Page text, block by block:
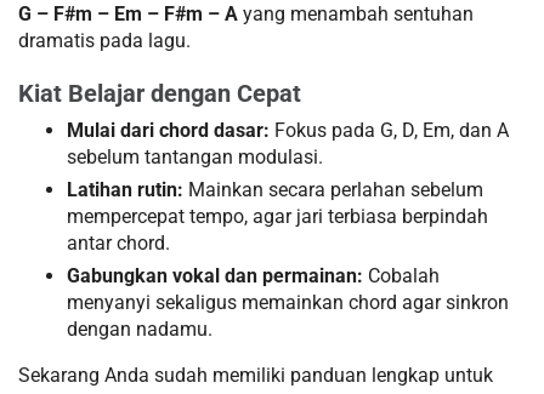
G – F#m – Em – F#m – A yang menambah sentuhan
dramatis pada lagu.
Kiat Belajar dengan Cepat
Mulai dari chord dasar: Fokus pada G, D, Em, dan A
sebelum tantangan modulasi.
Latihan rutin: Mainkan secara perlahan sebelum
mempercepat tempo, agar jari terbiasa berpindah
antar chord.
Gabungkan vokal dan permainan: Cobalah
menyanyi sekaligus memainkan chord agar sinkron
dengan nadamu.
Sekarang Anda sudah memiliki panduan lengkap untuk